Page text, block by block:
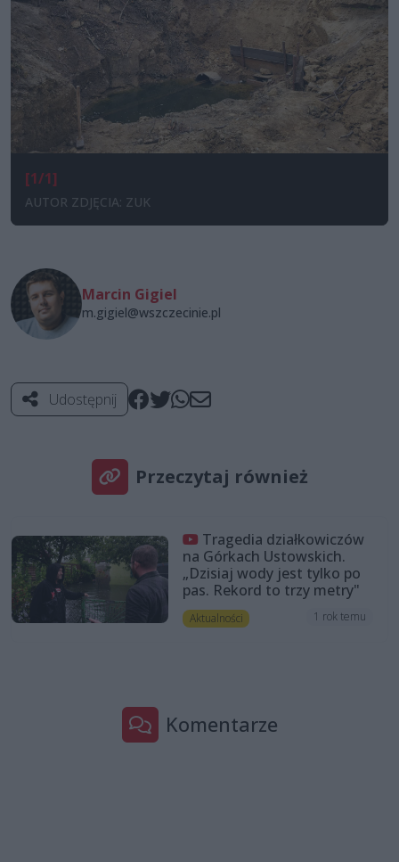
[1/1]
AUTOR ZDJĘCIA: ZUK
Marcin Gigiel
m.gigiel@wszczecinie.pl
Udostępnij
Przeczytaj również
Tragedia działkowiczów
na Górkach Ustowskich.
„Dzisiaj wody jest tylko po
pas. Rekord to trzy metry"
Aktualności 1 rok temu
Komentarze